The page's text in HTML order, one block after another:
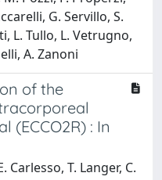
G. Servillo, S.
L. Tullo, L. Vetrugno,
A. Zanoni
of the
(ECCO2R) : In
Carlesso, T. Langer, C.